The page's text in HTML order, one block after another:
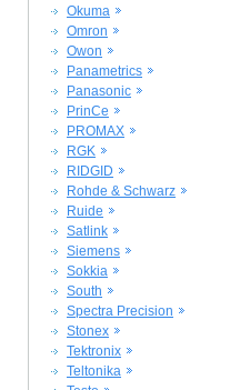
Okuma
Omron
Owon
Panametrics
Panasonic
PrinCe
PROMAX
RGK
RIDGID
Rohde & Schwarz
Ruide
Satlink
Siemens
Sokkia
South
Spectra Precision
Stonex
Tektronix
Teltonika